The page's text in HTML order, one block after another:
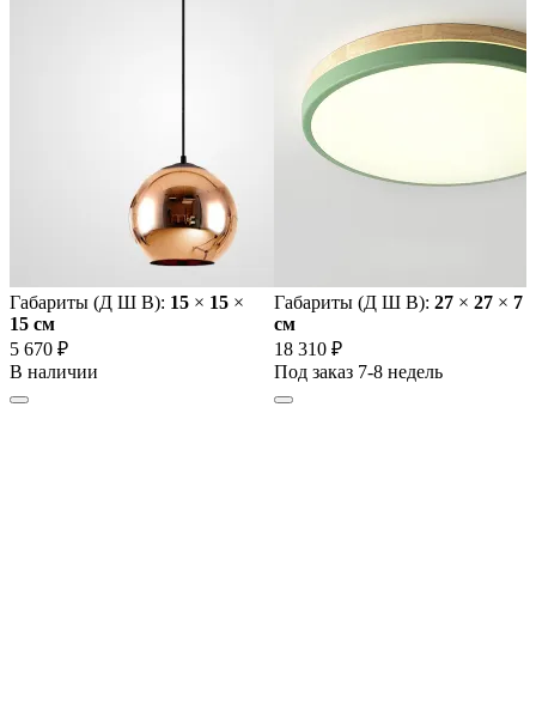
Габариты (Д Ш В): 15 × 15 ×
15 cм
5 670 ₽
В наличии
Габариты (Д Ш В): 27 × 27 × 7
cм
18 310 ₽
Под заказ 7-8 недель